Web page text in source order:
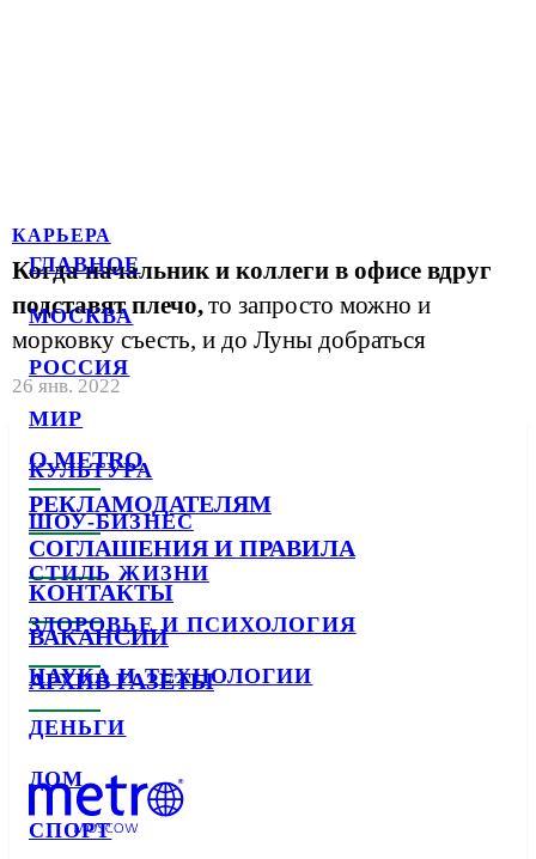
ГЛАВНОЕ
МОСКВА
РОССИЯ
МИР
КУЛЬТУРА
ШОУ-БИЗНЕС
СТИЛЬ ЖИЗНИ
ЗДОРОВЬЕ И ПСИХОЛОГИЯ
НАУКА И ТЕХНОЛОГИИ
ДЕНЬГИ
ДОМ
СПОРТ
КАРЬЕРА
Когда начальник и коллеги в офисе вдруг
подставят плечо,то запросто можно и
морковку съесть, и до Луны добраться
26 янв. 2022
О METRO
РЕКЛАМОДАТЕЛЯМ
СОГЛАШЕНИЯ И ПРАВИЛА
КОНТАКТЫ
ВАКАНСИИ
АРХИВ ГАЗЕТЫ